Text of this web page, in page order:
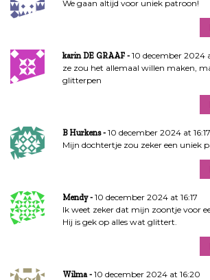
We gaan altijd voor uniek patroon!
karin DE GRAAF
10 december 2024
ze zou het allemaal willen maken,
glitterpen
B Hurkens
10 december 2024 at 16:17
Mijn dochtertje zou zeker een uniek
Mendy
10 december 2024 at 16:17
Ik weet zeker dat mijn zoontje voor
Hij is gek op alles wat glittert.
Wilma
10 december 2024 at 16:20